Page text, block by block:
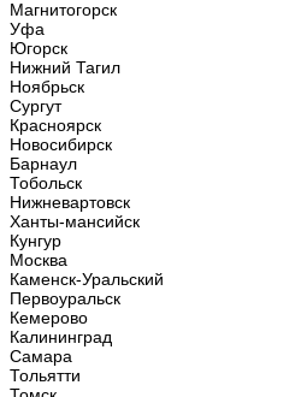
Магнитогорск
Уфа
Югорск
Нижний Тагил
Ноябрьск
Сургут
Красноярск
Новосибирск
Барнаул
Тобольск
Нижневартовск
Ханты-мансийск
Кунгур
Москва
Каменск-Уральский
Первоуральск
Кемерово
Калининград
Самара
Тольятти